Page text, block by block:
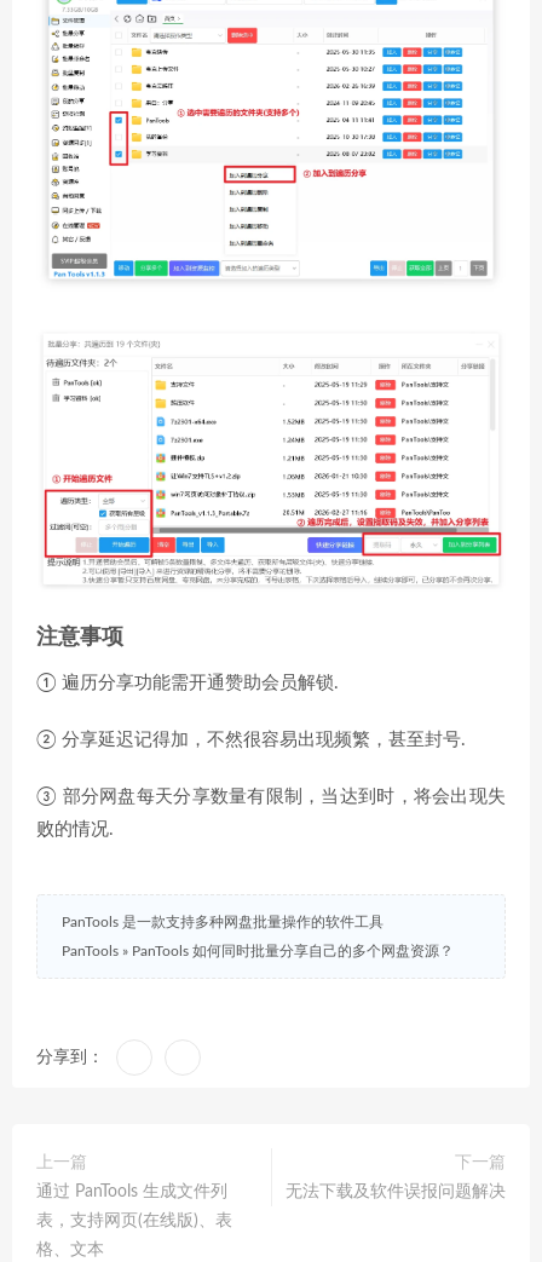
注意事项
① 遍历分享功能需开通赞助会员解锁.
② 分享延迟记得加，不然很容易出现频繁，甚至封号.
③ 部分网盘每天分享数量有限制，当达到时，将会出现失
败的情况.
PanTools 是一款支持多种网盘批量操作的软件工具
PanTools » PanTools 如何同时批量分享自己的多个网盘资源？
分享到：
上一篇
通过 PanTools 生成文件列
表，支持网页(在线版)、表
格、文本
下一篇
无法下载及软件误报问题解决